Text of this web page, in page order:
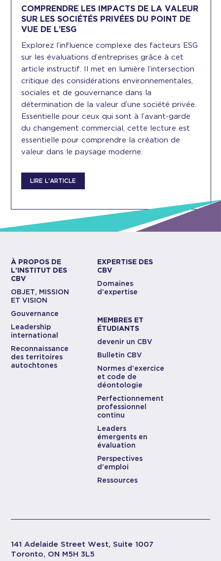
COMPRENDRE LES IMPACTS DE LA VALEUR
SUR LES SOCIÉTÉS PRIVÉES DU POINT DE
VUE DE L’ESG
Explorez l’influence complexe des facteurs ESG
sur les évaluations d’entreprises grâce à cet
article instructif. Il met en lumière l’intersection
critique des considérations environnementales,
sociales et de gouvernance dans la
détermination de la valeur d’une société privée.
Essentielle pour ceux qui sont à l’avant-garde
du changement commercial, cette lecture est
essentielle pour comprendre la création de
valeur dans le paysage moderne.
LIRE L’ARTICLE
À PROPOS DE
L’INSTITUT DES
CBV
OBJET, MISSION
ET VISION
Gouvernance
Leadership
international
Reconnaissance
des territoires
autochtones
EXPERTISE DES
CBV
Domaines
d’expertise
MEMBRES ET
ÉTUDIANTS
devenir un CBV
Bulletin CBV
Normes d’exercice
et code de
déontologie
Perfectionnement
professionnel
continu
Leaders
émergents en
évaluation
Perspectives
d’emploi
Ressources
141 Adelaide Street West, Suite 1007
Toronto, ON M5H 3L5